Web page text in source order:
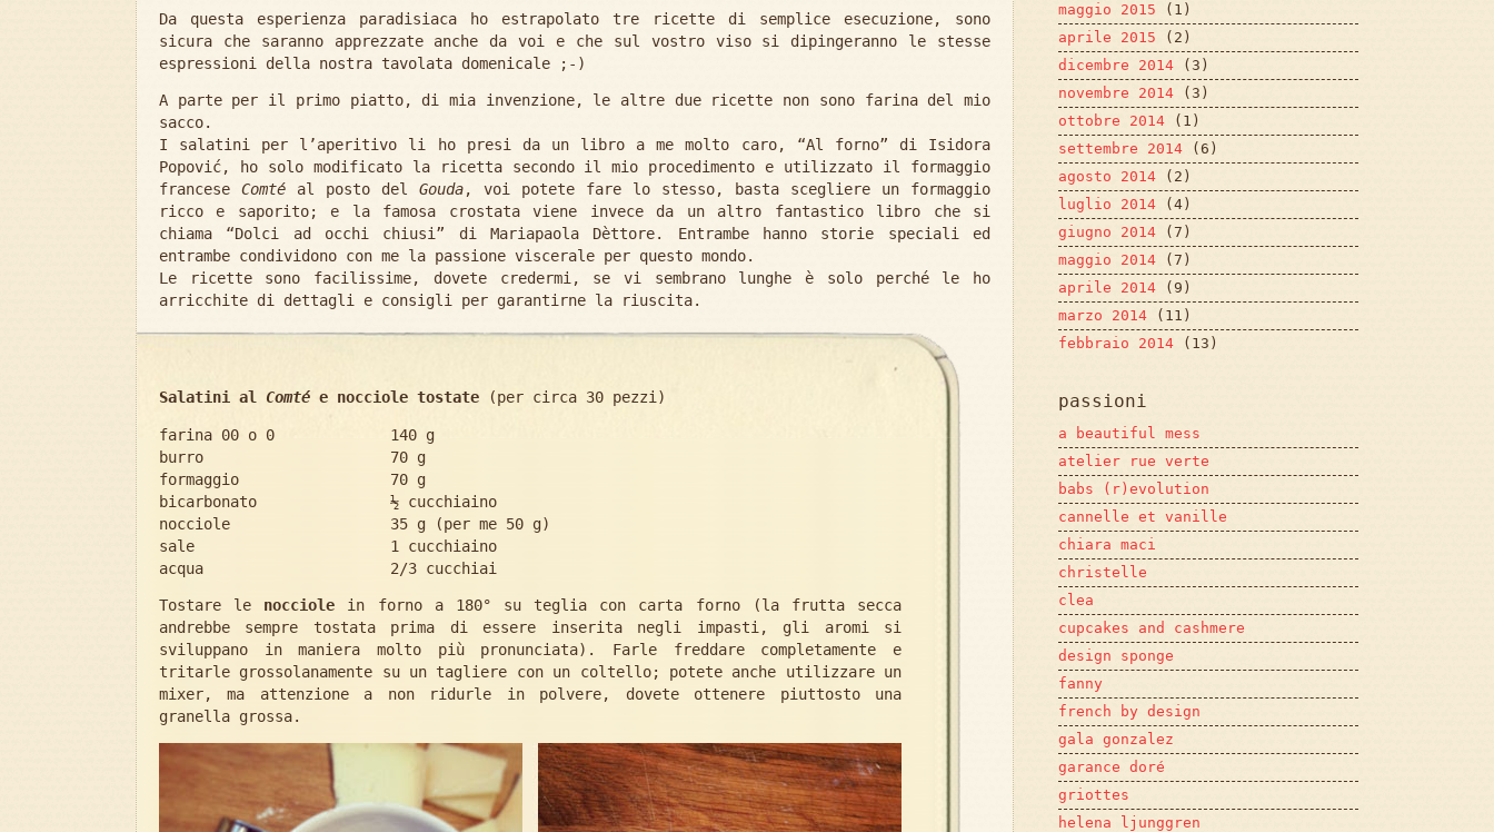
Da questa esperienza paradisiaca ho estrapolato tre ricette di semplice esecuzione, sono
sicura che saranno apprezzate anche da voi e che sul vostro viso si dipingeranno le stesse
espressioni della nostra tavolata domenicale ;-)
A parte per il primo piatto, di mia invenzione, le altre due ricette non sono farina del mio
sacco.
I salatini per l’aperitivo li ho presi da un libro a me molto caro, “Al forno” di Isidora
Popović, ho solo modificato la ricetta secondo il mio procedimento e utilizzato il formaggio
francese Comté al posto del Gouda, voi potete fare lo stesso, basta scegliere un formaggio
ricco e saporito; e la famosa crostata viene invece da un altro fantastico libro che si
chiama “Dolci ad occhi chiusi” di Mariapaola Dèttore. Entrambe hanno storie speciali ed
entrambe condividono con me la passione viscerale per questo mondo.
Le ricette sono facilissime, dovete credermi, se vi sembrano lunghe è solo perché le ho
arricchite di dettagli e consigli per garantirne la riuscita.
Salatini al Comté e nocciole tostate (per circa 30 pezzi)
farina 00 o 0 140 g
burro 70 g
formaggio 70 g
bicarbonato ½ cucchiaino
nocciole 35 g (per me 50 g)
sale 1 cucchiaino
acqua 2/3 cucchiai
Tostare le nocciole in forno a 180° su teglia con carta forno (la frutta secca
andrebbe sempre tostata prima di essere inserita negli impasti, gli aromi si
sviluppano in maniera molto più pronunciata). Farle freddare completamente e
tritarle grossolanamente su un tagliere con un coltello; potete anche utilizzare un
mixer, ma attenzione a non ridurle in polvere, dovete ottenere piuttosto una
granella grossa.
maggio 2015 (1)
aprile 2015 (2)
dicembre 2014 (3)
novembre 2014 (3)
ottobre 2014 (1)
settembre 2014 (6)
agosto 2014 (2)
luglio 2014 (4)
giugno 2014 (7)
maggio 2014 (7)
aprile 2014 (9)
marzo 2014 (11)
febbraio 2014 (13)
passioni
a beautiful mess
atelier rue verte
babs (r)evolution
cannelle et vanille
chiara maci
christelle
clea
cupcakes and cashmere
design sponge
fanny
french by design
gala gonzalez
garance doré
griottes
helena ljunggren